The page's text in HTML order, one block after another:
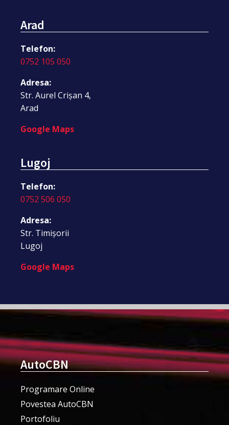
Arad
Telefon:
0752 105 050
Adresa:
Str. Aurel Crișan 4,
Arad
Google Maps
Lugoj
Telefon:
0752 506 050
Adresa:
Str. Timișorii
Lugoj
Google Maps
AutoCBN
Programare Online
Povestea AutoCBN
Portofoliu